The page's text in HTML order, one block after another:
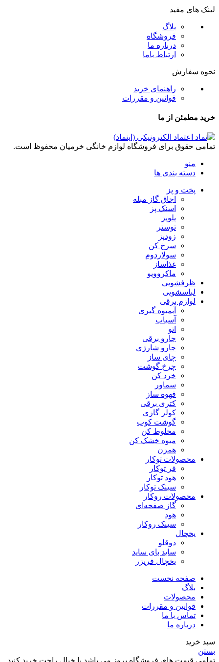
لینک های مفید
بلاگ
فروشگاه
درباره ما
ارتباط باما
نحوه سفارش
راهنمای خرید
قوانین و مقررات
خرید مطمئن از ما
تمامی حقوق برای فروشگاه لوازم خانگی خرمیان محفوظ است.
منو
دسته بندی ها
پخت و پز
اجاق گاز مبله
اسنک پز
پلوپز
توستر
زودپز
سرخ کن
سولاردوم
غذاساز
ماکروویو
ظرفشویی
لباسشویی
لوازم برقی
آبمیوه گیری
آسیاب
اتو
جارو برقی
جارو شارژی
چای ساز
چرخ گوشت
خرد کن
سماور
قهوه ساز
کتری برقی
کولر گازی
گوشت کوب
مخلوط کن
میوه خشک کن
همزن
محصولات توکار
فر توکار
هود توکار
سینک توکار
محصولات روکار
گاز صفحه‌ای
هود
سینک روکار
یخچال
دوقلو
ساید بای ساید
یخچال فریزر
صفحه نخست
بلاگ
محصولات
قوانین و مقررات
تماس با ما
درباره ما
سبد خرید
بستن